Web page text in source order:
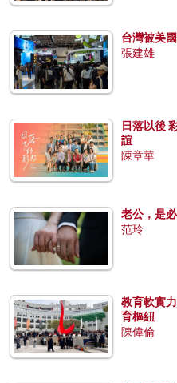
台灣被美
張建雄
日落以後
誼
陳章華
老公，是
范玲
教育軟實
育樞紐
陳偉倫